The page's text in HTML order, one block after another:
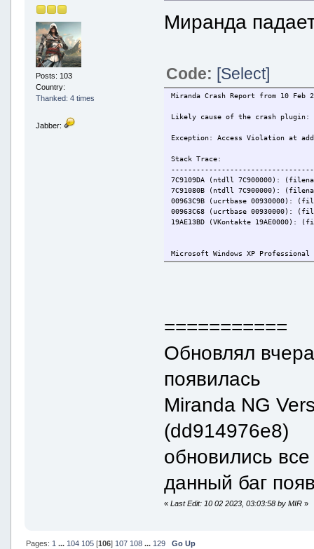
Posts: 103
Country:
Thanked: 4 times
Jabber:
Миранда
Code: [Select]
Miranda Crash Report from 10 Feb
Likely cause of the crash plugin:
Exception: Access Violation at
Stack Trace:
7C9109DA (ntdll 7C900000):
7C91080B (ntdll 7C900000):
00963C9B (ucrtbase 00930000):
00963C68 (ucrtbase 00930000):
19AE13BD (VKontakte
Microsoft Windows XP
Internet Explorer: 6.0.2900.5512
===========
Обновлял
появилась
Miranda NG
(dd914976e8)
обновились
данный баг
«Last Edit: 10 02 2023, 03:03:58 by MIR »
Pages: 1 ... 104 105[106] 107 108 ... 129 Go Up